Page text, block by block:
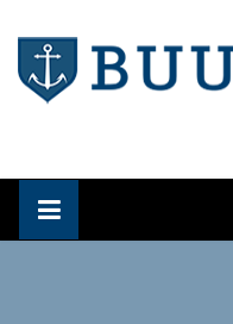
content